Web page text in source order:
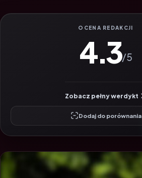
OCENA REDAKCJI
4.3/5
Zobacz pełny werdykt
Dodaj do porównania